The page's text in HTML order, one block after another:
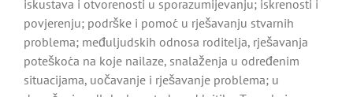
iskustava i otvorenosti u sporazumijevanju; iskrenosti i
povjerenju; podrške i pomoć́ u rješavanju stvarnih
problema; međuljudskih odnosa roditelja, rješavanja
poteškoća na koje nailaze, snalaženja u određenim
situacijama, uočavanje i rješavanje problema; u